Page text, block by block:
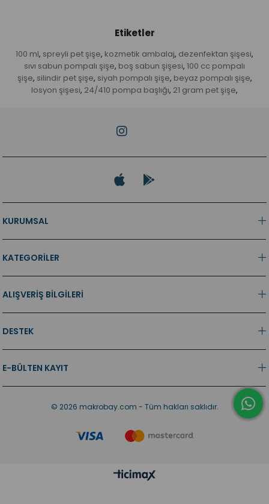
Etiketler
100 ml, spreyli pet şişe, kozmetik ambalaj, dezenfektan şişesi,
sıvı sabun pompalı şişe, boş sabun şişesi, 100 cc pompalı
şişe, silindir pet şişe, siyah pompalı şişe, beyaz pompalı şişe,
losyon şişesi, 24/410 pompa başlığı, 21 gram pet şişe,
KURUMSAL
KATEGORİLER
ALIŞVERİŞ BİLGİLERİ
DESTEK
E-BÜLTEN KAYIT
© 2026 makrobay.com - Tüm hakları saklıdır.